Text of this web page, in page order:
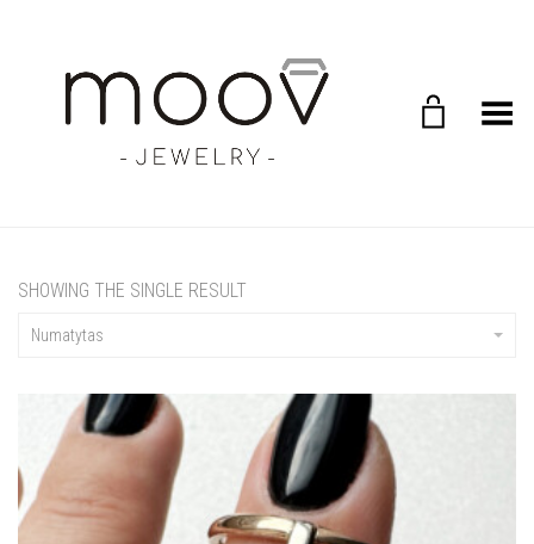
Toggle Menu
SHOWING THE SINGLE RESULT
Numatytas